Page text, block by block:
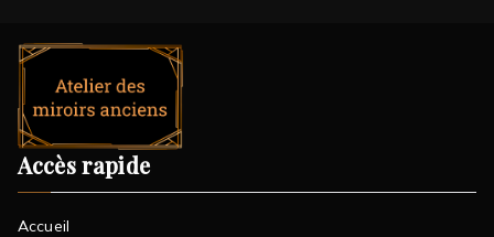
Accès rapide
Accueil